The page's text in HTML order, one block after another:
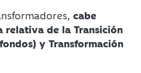
cabe
relativa de la Transición
y Transformación